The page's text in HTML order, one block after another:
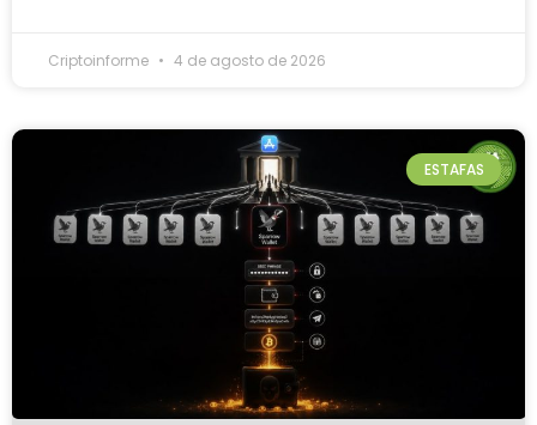
Criptoinforme 4 de agosto de 2026
ESTAFAS